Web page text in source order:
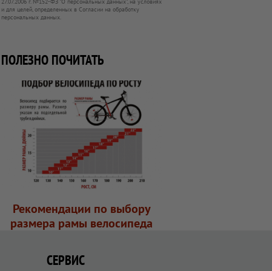
и для целей, определенных в Согласии на обработку
персональных данных.
ПОЛЕЗНО ПОЧИТАТЬ
Рекомендации по выбору
размера рамы велосипеда
СЕРВИС